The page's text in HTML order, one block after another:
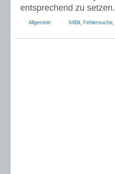
entsprechend zu setzen.
Allgemein 64Bit Fehlersuche